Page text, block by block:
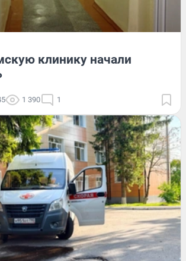
клинику начали
1 390 1